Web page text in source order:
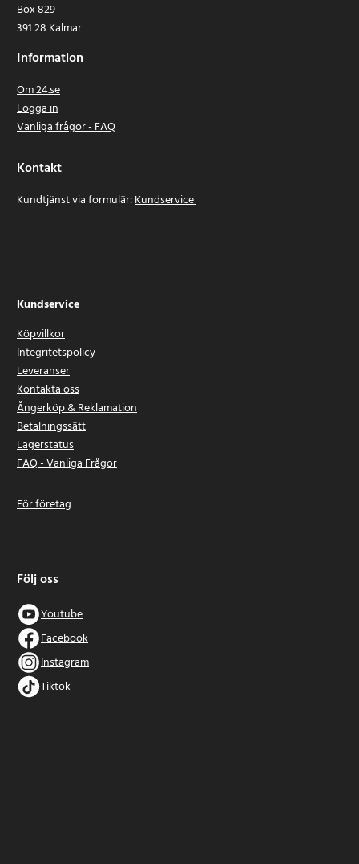
Box 829
391 28 Kalmar
Information
Om 24.se
Logga in
Vanliga frågor - FAQ
Kontakt
Kundtjänst via formulär:Kundservice
Kundservice
Köpvillkor
Integritetspolicy
Leveranser
Kontakta oss
Ångerköp & Reklamation
Betalningssätt
Lagerstatus
FAQ - Vanliga Frågor
För företag
Följ oss
Youtube
Facebook
Instagram
Tiktok